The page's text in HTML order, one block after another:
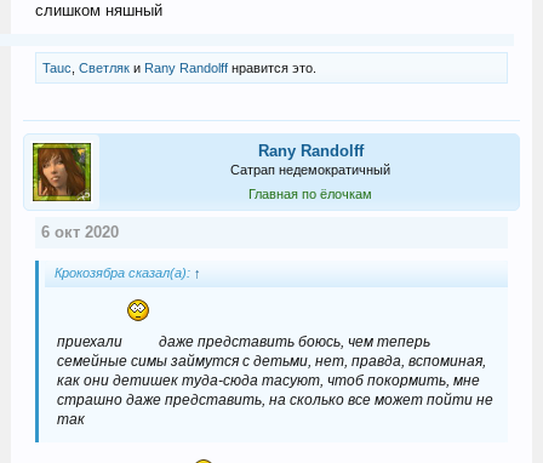
слишком няшный
Tauc Светляки Rany Randolffнравится это.
Rany Randolff
Сатрап недемократичный
Главная по ёлочкам
6 окт 2020
Крокозябра сказал(а): ↑
приехали
даже представить боюсь, чем теперь
семейные симы займутся с детьми, нет, правда, вспоминая,
как они детишек туда-сюда тасуют, чтоб покормить, мне
страшно даже представить, на сколько все может пойти не
так